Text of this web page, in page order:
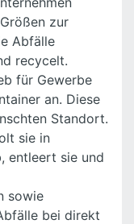
zur
Abfälle
recycelt.
für Gewerbe
an. Diese
Standort.
sie in
entleert sie und
sowie
bei direkt